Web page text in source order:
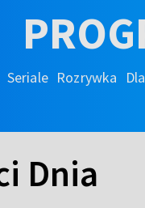
Seriale Rozrywka
Dnia